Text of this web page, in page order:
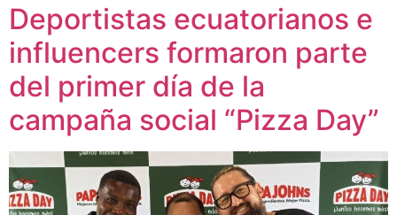
Deportistas ecuatorianos e
influencers formaron parte
del primer día de la
campaña social “Pizza Day”